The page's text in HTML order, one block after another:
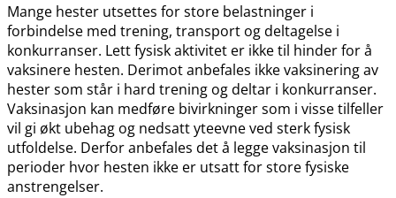
Mange hester utsettes for store belastninger i
forbindelse med trening, transport og deltagelse i
konkurranser. Lett fysisk aktivitet er ikke til hinder for å
vaksinere hesten. Derimot anbefales ikke vaksinering av
hester som står i hard trening og deltar i konkurranser.
Vaksinasjon kan medføre bivirkninger som i visse tilfeller
vil gi økt ubehag og nedsatt yteevne ved sterk fysisk
utfoldelse. Derfor anbefales det å legge vaksinasjon til
perioder hvor hesten ikke er utsatt for store fysiske
anstrengelser.